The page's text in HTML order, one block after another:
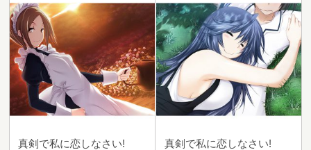
真剣で私に恋しなさい! 真剣で私に恋しなさい!